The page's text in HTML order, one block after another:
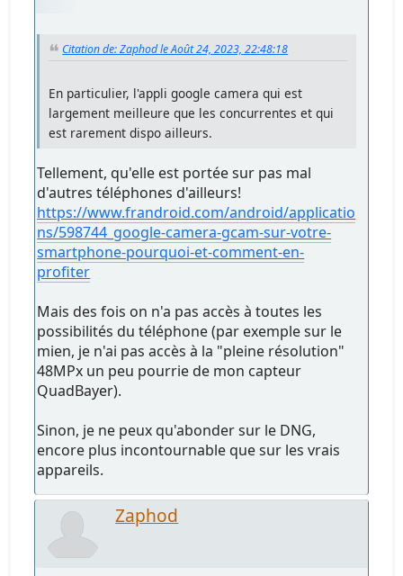
Citation de: Zaphod le Août 24, 2023, 22:48:18
En particulier, l'appli google camera qui est
largement meilleure que les concurrentes et qui
est rarement dispo ailleurs.
Tellement, qu'elle est portée sur pas mal
d'autres téléphones d'ailleurs!
https://www.frandroid.com/android/applicatio
ns/598744_google-camera-gcam-sur-votre-
smartphone-pourquoi-et-comment-en-
profiter
Mais des fois on n'a pas accès à toutes les
possibilités du téléphone (par exemple sur le
mien, je n'ai pas accès à la "pleine résolution"
48MPx un peu pourrie de mon capteur
QuadBayer).
Sinon, je ne peux qu'abonder sur le DNG,
encore plus incontournable que sur les vrais
appareils.
Zaphod